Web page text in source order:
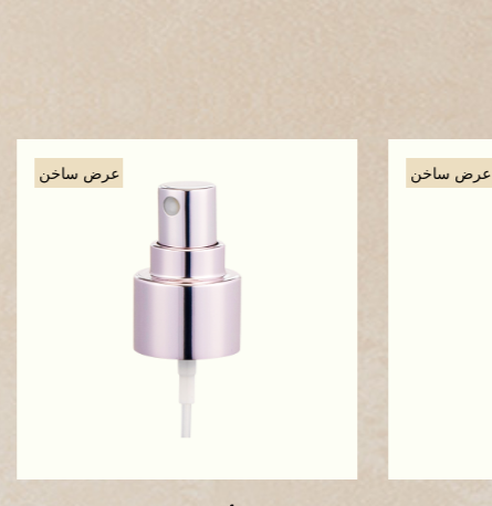
عرض ساخن عرض ساخن